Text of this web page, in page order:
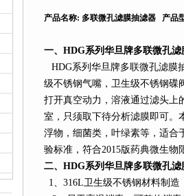
产品名称: 多联微孔滤膜抽滤器 产品
一、 HDG系列 华旦牌多联微孔
HDG系列 华旦牌多联微孔滤膜
级不锈钢气嘴，卫生级不锈钢碟
打开真空动力，溶液通过滤头上
室，只须取下待分析滤膜即可。
浮物，细菌类，叶绿素等，适合
验标准，符合2015版药典微生物
二、 HDG系列 华旦牌多联微孔
1、 316L卫生级不锈钢材料制造